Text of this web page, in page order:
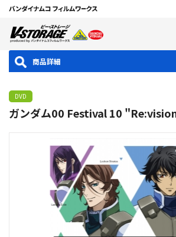
商品詳細
DVD
ガンダム00 Festival 10